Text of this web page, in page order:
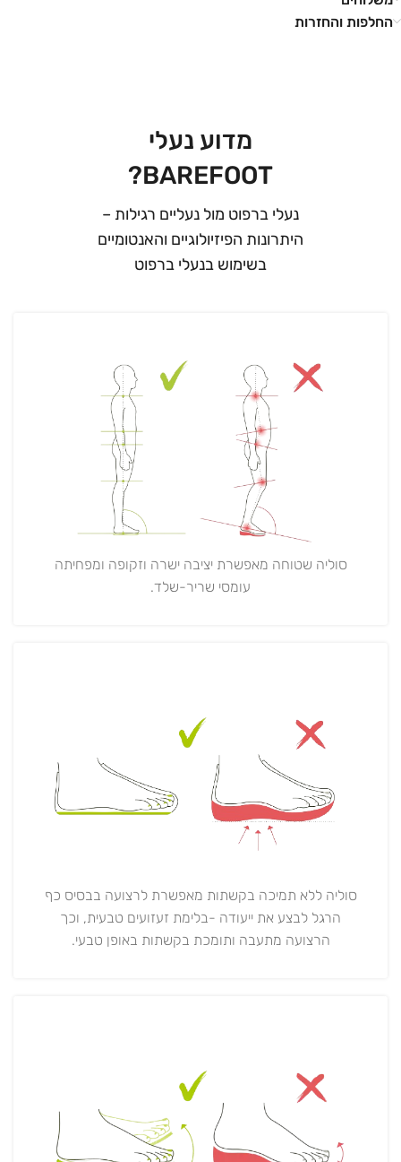
החלפות והחזרות
מדוע נעלי
BAREFOOT?
נעלי ברפוט מול נעליים רגילות –
היתרונות הפיזיולוגיים והאנטומיים
בשימוש בנעלי ברפוט
סוליה שטוחה מאפשרת יציבה ישרה וזקופה ומפחיתה
עומסי שריר-שלד.
סוליה ללא תמיכה בקשתות מאפשרת לרצועה בבסיס כף
הרגל לבצע את ייעודה -בלימת זעזועים טבעית, וכך
הרצועה מתעבה ותומכת בקשתות באופן טבעי.